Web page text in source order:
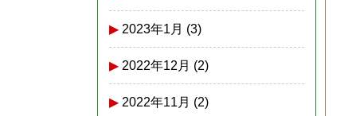
2023年1月 (3)
2022年12月 (2)
2022年11月 (2)